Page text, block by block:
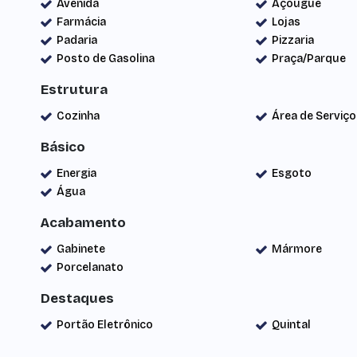
Avenida
Açougue
Farmácia
Lojas
Padaria
Pizzaria
Posto de Gasolina
Praça/Parque
Estrutura
Cozinha Área de Serviço
Básico
Energia
Esgoto
Água
Acabamento
Gabinete
Mármore
Porcelanato
Destaques
Portão Eletrônico Quintal